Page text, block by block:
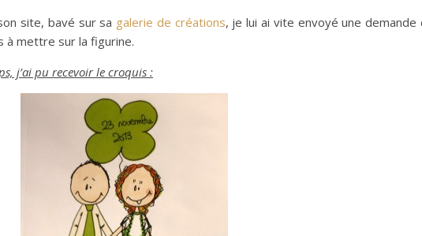
site, bavé sur sa galerie de créations, je lui ai vite envoyé une demande
à mettre sur la figurine.
j’ai pu recevoir le croquis :